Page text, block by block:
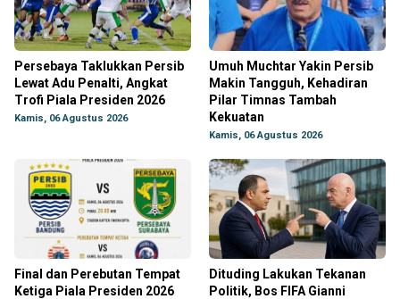
Persebaya Taklukkan Persib
Lewat Adu Penalti, Angkat
Trofi Piala Presiden 2026
Kamis, 06 Agustus 2026
Umuh Muchtar Yakin Persib
Makin Tangguh, Kehadiran
Pilar Timnas Tambah
Kekuatan
Kamis, 06 Agustus 2026
Final dan Perebutan Tempat
Ketiga Piala Presiden 2026
Dituding Lakukan Tekanan
Politik, Bos FIFA Gianni